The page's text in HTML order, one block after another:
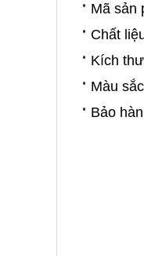
Mã sản
Chất
Kích
Màu
Bảo